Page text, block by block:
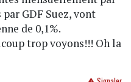
GDF Suez, vont
de 0,1%.
trop voyons!!! Oh la